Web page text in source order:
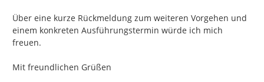
Über eine kurze Rückmeldung zum weiteren Vorgehen und
einem konkreten Ausführungstermin würde ich mich
freuen.
Mit freundlichen Grüßen